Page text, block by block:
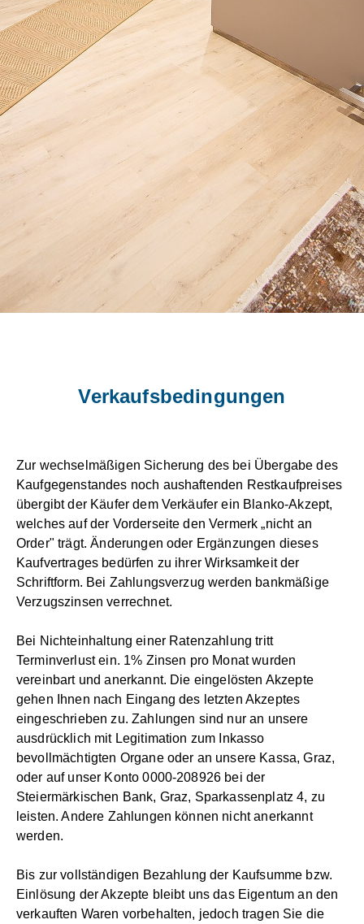
Verkaufsbedingungen
Zur wechselmäßigen Sicherung des bei Übergabe des
Kaufgegenstandes noch aushaftenden Restkaufpreises
übergibt der Käufer dem Verkäufer ein Blanko-Akzept,
welches auf der Vorderseite den Vermerk „nicht an
Order" trägt. Änderungen oder Ergänzungen dieses
Kaufvertrages bedürfen zu ihrer Wirksamkeit der
Schriftform. Bei Zahlungsverzug werden bankmäßige
Verzugszinsen verrechnet.
Bei Nichteinhaltung einer Ratenzahlung tritt
Terminverlust ein. 1% Zinsen pro Monat wurden
vereinbart und anerkannt. Die eingelösten Akzepte
gehen Ihnen nach Eingang des letzten Akzeptes
eingeschrieben zu. Zahlungen sind nur an unsere
ausdrücklich mit Legitimation zum Inkasso
bevollmächtigten Organe oder an unsere Kassa, Graz,
oder auf unser Konto 0000-208926 bei der
Steiermärkischen Bank, Graz, Sparkassenplatz 4, zu
leisten. Andere Zahlungen können nicht anerkannt
werden.
Bis zur vollständigen Bezahlung der Kaufsumme bzw.
Einlösung der Akzepte bleibt uns das Eigentum an den
verkauften Waren vorbehalten, jedoch tragen Sie die